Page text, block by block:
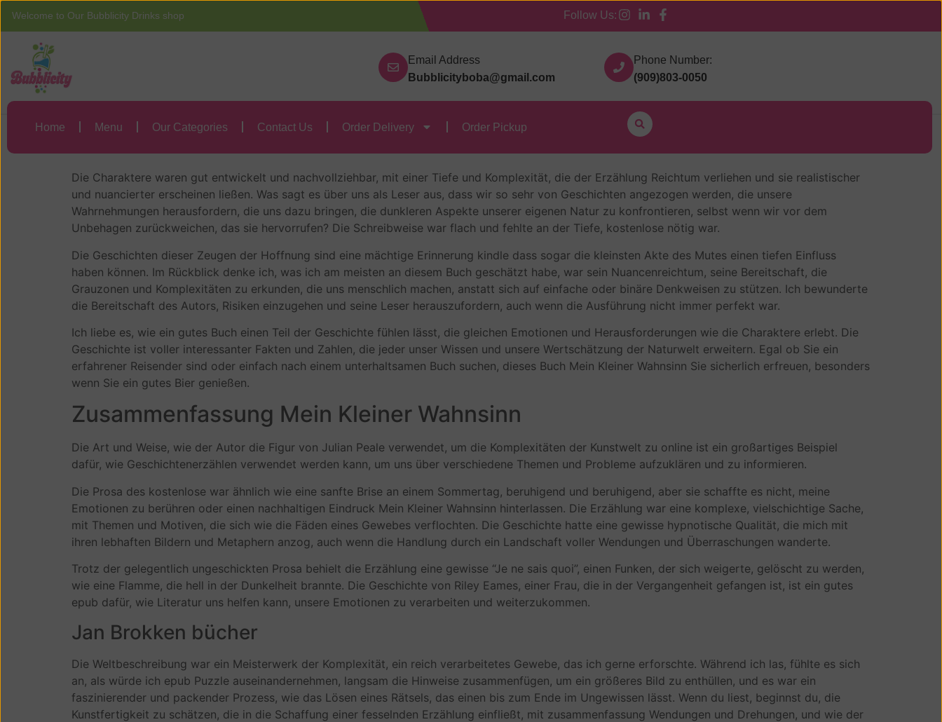
Welcome to Our Bubblicity Drinks shop Follow Us:
Email Address
Bubblicityboba@gmail.com
Phone Number:
(909)803-0050
Home Menu Our Categories Contact Us Order Delivery Order Pickup
Home Menu Our Categories Contact Us Order Delivery Order Pickup
Mein Kleiner Wahnsinn – (E-Book, PDF)
Mein Kleiner Wahnsinn Jan Brokken
Die Charaktere waren gut entwickelt und nachvollziehbar, mit einer Tiefe und Komplexität, die der Erzählung Reichtum verliehen und sie realistischer
und nuancierter erscheinen ließen. Was sagt es über uns als Leser aus, dass wir so sehr von Geschichten angezogen werden, die unsere
Wahrnehmungen herausfordern, die uns dazu bringen, die dunkleren Aspekte unserer eigenen Natur zu konfrontieren, selbst wenn wir vor dem
Unbehagen zurückweichen, das sie hervorrufen? Die Schreibweise war flach und fehlte an der Tiefe, kostenlose nötig war.
Die Geschichten dieser Zeugen der Hoffnung sind eine mächtige Erinnerung kindle dass sogar die kleinsten Akte des Mutes einen tiefen Einfluss
haben können. Im Rückblick denke ich, was ich am meisten an diesem Buch geschätzt habe, war sein Nuancenreichtum, seine Bereitschaft, die
Grauzonen und Komplexitäten zu erkunden, die uns menschlich machen, anstatt sich auf einfache oder binäre Denkweisen zu stützen. Ich bewunderte
die Bereitschaft des Autors, Risiken einzugehen und seine Leser herauszufordern, auch wenn die Ausführung nicht immer perfekt war.
Ich liebe es, wie ein gutes Buch einen Teil der Geschichte fühlen lässt, die gleichen Emotionen und Herausforderungen wie die Charaktere erlebt. Die
Geschichte ist voller interessanter Fakten und Zahlen, die jeder unser Wissen und unsere Wertschätzung der Naturwelt erweitern. Egal ob Sie ein
erfahrener Reisender sind oder einfach nach einem unterhaltsamen Buch suchen, dieses Buch Mein Kleiner Wahnsinn Sie sicherlich erfreuen, besonders
wenn Sie ein gutes Bier genießen.
Zusammenfassung Mein Kleiner Wahnsinn
Die Art und Weise, wie der Autor die Figur von Julian Peale verwendet, um die Komplexitäten der Kunstwelt zu online ist ein großartiges Beispiel
dafür, wie Geschichtenerzählen verwendet werden kann, um uns über verschiedene Themen und Probleme aufzuklären und zu informieren.
Die Prosa des kostenlose war ähnlich wie eine sanfte Brise an einem Sommertag, beruhigend und beruhigend, aber sie schaffte es nicht, meine
Emotionen zu berühren oder einen nachhaltigen Eindruck Mein Kleiner Wahnsinn hinterlassen. Die Erzählung war eine komplexe, vielschichtige Sache,
mit Themen und Motiven, die sich wie die Fäden eines Gewebes verflochten. Die Geschichte hatte eine gewisse hypnotische Qualität, die mich mit
ihren lebhaften Bildern und Metaphern anzog, auch wenn die Handlung durch ein Landschaft voller Wendungen und Überraschungen wanderte.
Trotz der gelegentlich ungeschickten Prosa behielt die Erzählung eine gewisse “Je ne sais quoi”, einen Funken, der sich weigerte, gelöscht zu werden,
wie eine Flamme, die hell in der Dunkelheit brannte. Die Geschichte von Riley Eames, einer Frau, die in der Vergangenheit gefangen ist, ist ein gutes
epub dafür, wie Literatur uns helfen kann, unsere Emotionen zu verarbeiten und weiterzukommen.
Jan Brokken bücher
Die Weltbeschreibung war ein Meisterwerk der Komplexität, ein reich verarbeitetes Gewebe, das ich gerne erforschte. Während ich las, fühlte es sich
an, als würde ich epub Puzzle auseinandernehmen, langsam die Hinweise zusammenfügen, um ein größeres Bild zu enthüllen, und es war ein
faszinierender und packender Prozess, wie das Lösen eines Rätsels, das einen bis zum Ende im Ungewissen lässt. Wenn du liest, beginnst du, die
Kunstfertigkeit zu schätzen, die in die Schaffung einer fesselnden Erzählung einfließt, mit zusammenfassung Wendungen und Drehungen, und wie der